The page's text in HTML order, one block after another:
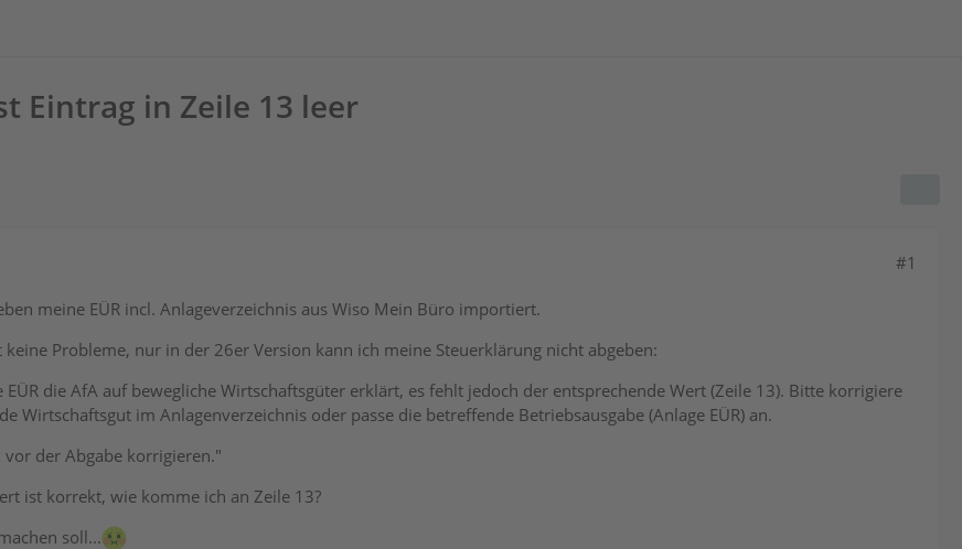
Eintrag in Zeile 13 leer
#1
meine EÜR incl. Anlageverzeichnis aus Wiso Mein Büro importiert.
Probleme, nur in der 26er Version kann ich meine Steuerklärung nicht abgeben:
EÜR die AfA auf bewegliche Wirtschaftsgüter erklärt, es fehlt jedoch der entsprechende Wert (Zeile 13). Bitte korrigiere
Wirtschaftsgut im Anlagenverzeichnis oder passe die betreffende Betriebsausgabe (Anlage EÜR) an.
vor der Abgabe korrigieren."
ist korrekt, wie komme ich an Zeile 13?
soll...